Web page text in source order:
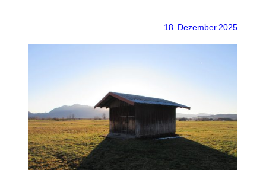
18. Dezember 2025